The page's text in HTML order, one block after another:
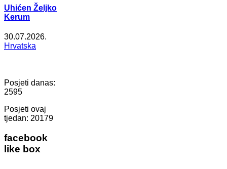
Uhićen Željko
Kerum
30.07.2026.
Hrvatska
Posjeti danas:
2595
Posjeti ovaj
tjedan: 20179
facebook
like box